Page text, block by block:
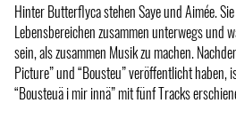
Hinter Butterflyca stehen Saye und Aimée.
Lebensbereichen zusammen unterwegs und
sein, als zusammen Musik zu machen.
Picture” und “Bousteu” veröffentlicht
“Bousteuä i mir innä” mit fünf Tracks